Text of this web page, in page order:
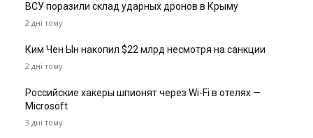
ВСУ поразили склад ударных дронов в Крыму
2 дні тому
Ким Чен Ын накопил $22 млрд несмотря на санкции
2 дні тому
Российские хакеры шпионят через Wi-Fi в отелях —
Microsoft
3 дні тому